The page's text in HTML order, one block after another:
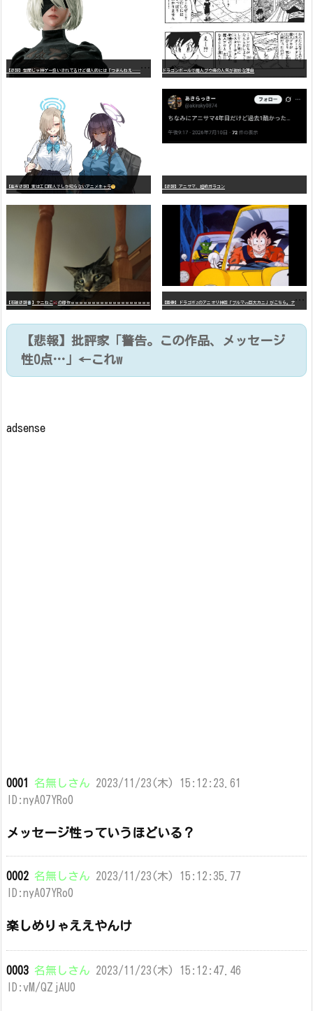
【
悲報】世間じゃ神ゲー扱いされてるけど個人的には「つまんねえ……」と思ったゲーム挙げてけ ドラゴンボールで魔人ブウ編の人気が微妙な理由
【高市悲報】実はエロ同人でしか知らないアニメキャラ 【悲報】アニサマ、超絶ガラコン
【石破悲報 】ヤニねこ の原作ｗｗｗｗｗｗｗｗｗｗｗｗｗｗｗｗｗｗｗ 【
画像】ドラゴボZのアニオリ神回「ブルマvs巨大カニ」がこちら。ナメック星の海にドラゴボを落としたブルマと巨大カニのバトル
【悲報】批評家「警告。この作品、メッセージ
性0点…」←これw
adsense
0001 名無しさん 2023/11/23(木) 15:12:23.61
ID:nyA07YRo0
メッセージ性っていうほどいる？
0002 名無しさん 2023/11/23(木) 15:12:35.77
ID:nyA07YRo0
楽しめりゃええやんけ
0003 名無しさん 2023/11/23(木) 15:12:47.46
ID:vM/QZjAU0